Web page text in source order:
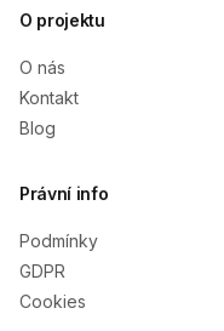
O projektu
O nás
Kontakt
Blog
Právní info
Podmínky
GDPR
Cookies